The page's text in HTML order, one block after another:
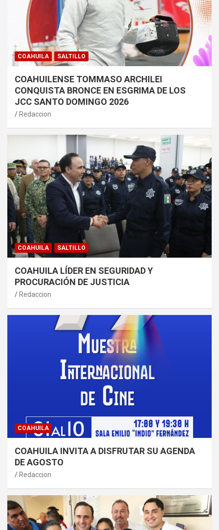
COAHUILA SALTILLO
COAHUILENSE TOMMASO ARCHILEI
CONQUISTA BRONCE EN ESGRIMA DE LOS
JCC SANTO DOMINGO 2026
Redaccion
COAHUILA SALTILLO
COAHUILA LÍDER EN SEGURIDAD Y
PROCURACIÓN DE JUSTICIA
Redaccion
COAHUILA
COAHUILA INVITA A DISFRUTAR SU AGENDA
DE AGOSTO
Redaccion